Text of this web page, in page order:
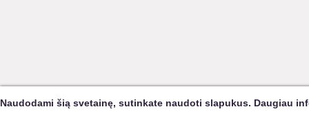
Naudodami šią svetainę, sutinkate naudoti slapukus. Daugiau